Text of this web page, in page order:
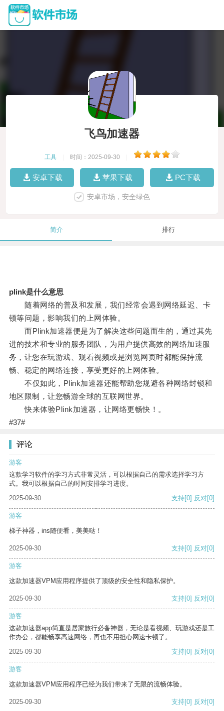
飞鸟加速器
工具 时间：2025-09-30
安卓下载 苹果下载 PC下载
安卓市场，安全绿色
简介 排行
plink是什么意思
随着网络的普及和发展，我们经常会遇到网络延迟、卡
顿等问题，影响我们的上网体验。
而Plink加速器便是为了解决这些问题而生的，通过其先
进的技术和专业的服务团队，为用户提供高效的网络加速服
务，让您在玩游戏、观看视频或是浏览网页时都能保持流
畅、稳定的网络连接，享受更好的上网体验。
不仅如此，Plink加速器还能帮助您规避各种网络封锁和
地区限制，让您畅游全球的互联网世界。
快来体验Plink加速器，让网络更畅快！。
#37#
评论
游客
这款学习软件的学习方式非常灵活，可以根据自己的需求选择学习方
式。我可以根据自己的时间安排学习进度。
2025-09-30
支持[0] 反对[0]
游客
梯子神器，ins随便看，美美哒！
2025-09-30 支持[0] 反对[0]
游客
这款加速器VPM应用程序提供了顶级的安全性和隐私保护。
2025-09-30 支持[0] 反对[0]
游客
这款加速器app简直是居家旅行必备神器，无论是看视频、玩游戏还是工
作办公，都能畅享高速网络，再也不用担心网速卡顿了。
2025-09-30
支持[0] 反对[0]
游客
这款加速器VPM应用程序已经为我们带来了无限的流畅体验。
2025-09-30 支持[0] 反对[0]